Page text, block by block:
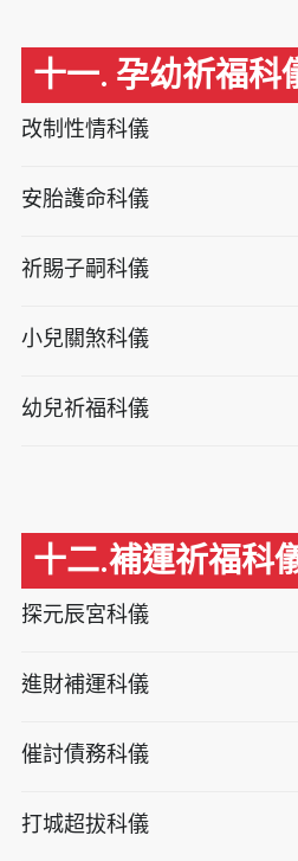
十一. 孕幼祈福科
改制性情科儀
安胎護命科儀
祈賜子嗣科儀
小兒關煞科儀
幼兒祈福科儀
十二.補運祈福科
探元辰宮科儀
進財補運科儀
催討債務科儀
打城超拔科儀